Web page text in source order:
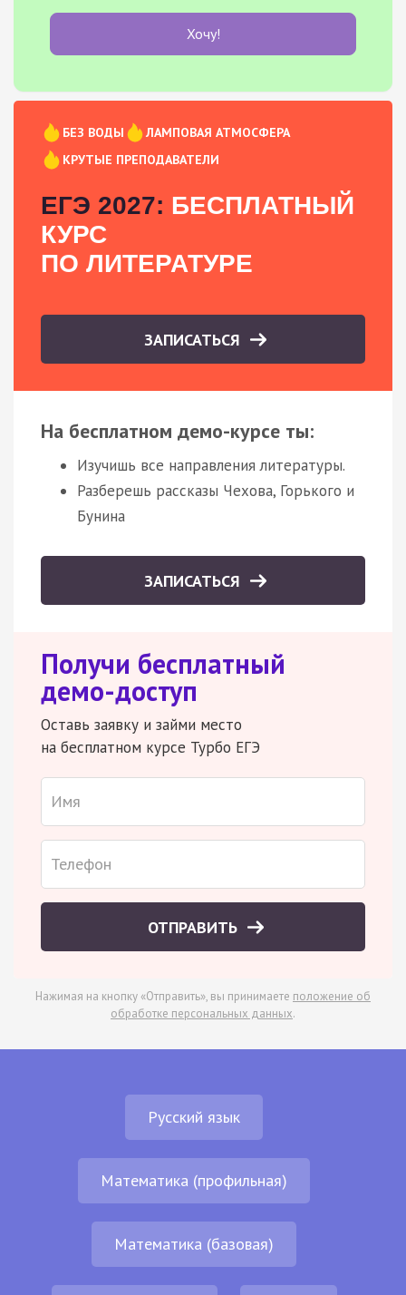
Хочу!
БЕЗ ВОДЫ
ЛАМПОВАЯ АТМОСФЕРА
КРУТЫЕ ПРЕПОДАВАТЕЛИ
ЕГЭ 2027: БЕСПЛАТНЫЙ
КУРС
ПО ЛИТЕРАТУРЕ
ЗАПИСАТЬСЯ
На бесплатном демо-курсе ты:
Изучишь все направления литературы.
Разберешь рассказы Чехова, Горького и
Бунина
ЗАПИСАТЬСЯ
Получи бесплатный
демо-доступ
Оставь заявку и займи место
на бесплатном курсе Турбо ЕГЭ
ОТПРАВИТЬ
Нажимая на кнопку «Отправить», вы принимаете положение об
обработке персональных данных.
Русский язык
Математика (профильная)
Математика (базовая)